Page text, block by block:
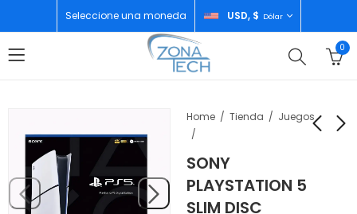
Seleccione una moneda USD, $ Dólar
0
Home Tienda Juegos
SONY
PLAYSTATION 5
SLIM DISC
4GB/256GB
REFURBISHED
4GB/256GB ROSA